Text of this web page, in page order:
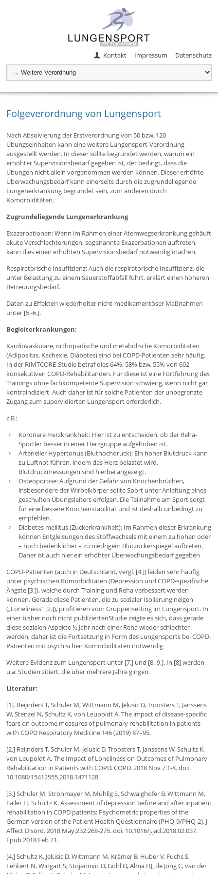
Kontakt Impressum Datenschutz
Folgeverordnung von Lungensport
Nach Absolvierung der Erstverordnung von 50 bzw. 120
Übungseinheiten kann eine weitere Lungensport-Verordnung
ausgestellt werden. In dieser sollte begründet werden, warum ein
erhöhter Supervisionsbedarf gegeben ist, der bedingt, dass die
Übungen nicht allein vorgenommen werden können. Dieser erhöhte
Überwachungsbedarf kann einerseits durch die zugrundeliegende
Lungenerkrankung begründet sein, zum anderen durch
Komorbiditäten.
Zugrundeliegende Lungenerkrankung
Exazerbationen: Wenn im Rahmen einer Atemwegserkrankung gehäuft
akute Verschlechterungen, sogenannte Exazerbationen auftreten,
kann dies einen erhöhten Supervisionsbedarf notwendig machen.
Respiratorische Insuffizienz: Auch die respiratorische Insuffizienz, die
unter Belastung zu einem Sauerstoffabfall führt, erklärt einen höheren
Betreuungsbedarf.
Daten zu Effekten wiederholter nicht-medikamentöser Maßnahmen
unter [5.-6.].
Begleiterkrankungen:
Kardiovaskuläre, orthopädische und metabolische Komorbiditäten
(Adipositas, Kachexie, Diabetes) sind bei COPD-Patienten sehr häufig.
In der RIMTCORE-Studie betraf dies 64%, 58% bzw. 55% von 602
konsekutiven COPD-Rehabilitanden. Für diese ist eine Fortführung des
Trainings ohne fachkompetente Supervision schwierig, wenn nicht gar
kontraindiziert. Auch daher ist für solche Patienten der unbegrenzte
Zugang zum supervidierten Lungensport erforderlich,
z.B.:
Koronare Herzkrankheit: Hier ist zu entscheiden, ob der Reha-
Sportler besser in einer Herzgruppe aufgehoben ist.
Arterieller Hypertonus (Bluthochdruck): Ein hoher Blutdruck kann
zu Luftnot führen, indem das Herz belastet wird.
Blutdruckmessungen sind hierbei angezeigt.
Osteoporose: Aufgrund der Gefahr von Knochenbrüchen,
insbesondere der Wirbelkörper sollte Sport unter Anleitung eines
geschulten Übungsleiters erfolgen. Die Teilnahme am Sport sorgt
für eine bessere Knochenstabilität und ist deshalb unbedingt zu
empfehlen.
Diabetes mellitus (Zuckerkrankheit): Im Rahmen dieser Erkrankung
können Entgleisungen des Stoffwechsels mit einem zu hohen oder
– noch bedenklicher – zu niedrigem Blutzuckerspiegel auftreten.
Daher ist auch hier ein erhöhter Überwachungsbedarf gegeben
COPD-Patienten (auch in Deutschland, vergl. [4.]) leiden sehr häufig
unter psychischen Komorbiditäten (Depression und COPD-spezifische
Ängste [3.]), welche durch Training und Reha verbessert werden
können. Gerade diese Patienten, die zu sozialer Isolierung neigen
(„Loneliness“ [2.]), profitieren vom Gruppensetting im Lungensport. In
einer bisher noch nicht publiziertenStudie zeigte es sich, dass gerade
diese sozialen Aspekte ½ Jahr nach einer Reha wieder schlechter
werden, daher ist die Fortsetzung in Form des Lungensports bei COPD-
Patienten mit psychischen Komorbiditäten notwendig
Weitere Evidenz zum Lungensport unter [7.] und [8.-9.]. In [8] werden
u.a. Studien zitiert, die über mehrere Jahre gingen.
Literatur:
[1]. Reijnders T, Schuler M, Wittmann M, Jelusic D, Troosters T, Janssens
W, Stenzel N, Schultz K, von Leupoldt A. The impact of disease-specific
fears on outcome measures of pulmonary rehabilitation in patients
with COPD Respiratory Medicine 146 (2019) 87–95.
[2.] Reijnders T, Schuler M, Jelusic D, Troosters T, Janssens W, Schultz K,
von Leupoldt A. The Impact of Loneliness on Outcomes of Pulmonary
Rehabilitation in Patients with COPD. COPD. 2018 Nov 7:1-8. doi:
10.1080/15412555.2018.1471128.
[3.] Schuler M, Strohmayer M, Mühlig S, Schwaighofer B, Wittmann M,
Faller H, Schultz K. Assessment of depression before and after inpatient
rehabilitation in COPD patients: Psychometric properties of the
German version of the Patient Health Questionnaire (PHQ-9/PHQ-2). J
Affect Disord. 2018 May;232:268-275. doi: 10.1016/j.jad.2018.02.037.
Epub 2018 Feb 21.
[4.] Schultz K, Jelusic D, Wittmann M, Krämer B, Huber V, Fuchs S,
Lehbert N, Wingart S, Stojanovic D, Göhl O, Alma HJ, de Jong C, van der